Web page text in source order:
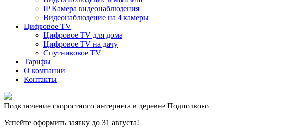
IP Камера видеонаблюдения
Видеонаблюдение на 4 камеры
Цифровое TV
Цифровое TV для дома
Цифровое TV на дачу
Спутниковое TV
Тарифы
О компании
Контакты
Подключение скоростного интернета в деревне Подполково
Успейте оформить заявку до 31 августа!